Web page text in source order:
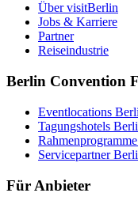
Über visitBerlin
Jobs & Karriere
Partner
Reiseindustrie
Berlin Convention
Eventlocations
Tagungshotels
Servicepartner
Für Anbieter